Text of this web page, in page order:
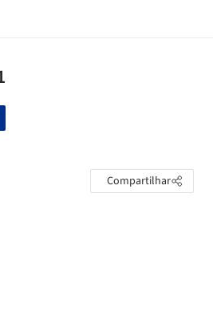
Compartilhar